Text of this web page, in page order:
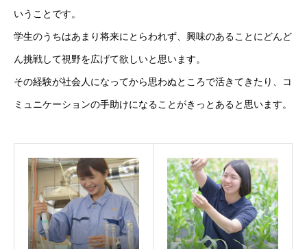
いうことです。
学生のうちはあまり将来にとらわれず、興味のあることにどんど
ん挑戦して視野を広げて欲しいと思います。
その経験が社会人になってから思わぬところで活きてきたり、コ
ミュニケーションの手助けになることがきっとあると思います。